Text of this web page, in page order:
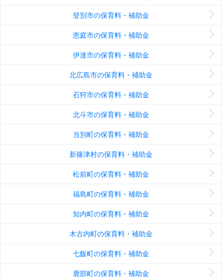
登別市の保育料・補助金
恵庭市の保育料・補助金
伊達市の保育料・補助金
北広島市の保育料・補助金
石狩市の保育料・補助金
北斗市の保育料・補助金
当別町の保育料・補助金
新篠津村の保育料・補助金
松前町の保育料・補助金
福島町の保育料・補助金
知内町の保育料・補助金
木古内町の保育料・補助金
七飯町の保育料・補助金
鹿部町の保育料・補助金